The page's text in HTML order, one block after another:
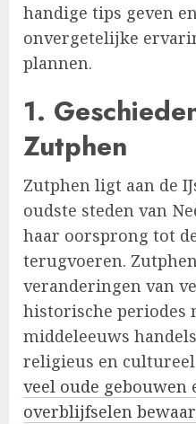
handige tips geven
onvergetelijke
plannen.
1.
Zutphen
Zutphen ligt aan de
oudste steden van
haar oorsprong tot
terugvoeren.
veranderingen van
historische periodes
middeleeuws
religieus en
veel oude gebouwen
overblijfselen